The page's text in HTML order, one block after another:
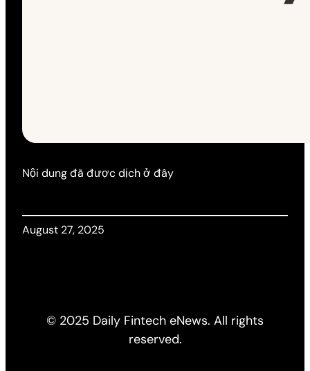
Nội dung đã được dịch ở đây
August 27, 2025
© 2025 Daily Fintech eNews. All rights
reserved.